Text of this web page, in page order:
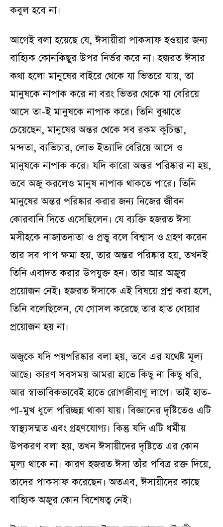
কবুল হবে না।
আগেই বলা হয়েছে যে, ঈসায়ীরা পাকসাফ হওয়ার জন্য
বাহ্যিক কোনকিছুর উপর নির্ভর করে না। হজরত ঈসার
কথা হলো মানুষের বাইরে থেকে যা ভিতরে যায়, তা
মানুষকে নাপাক করে না বরং ভিতর থেকে যা বেরিয়ে
আসে তা-ই মানুষকে নাপাক করে। তিনি বুঝাতে
চেয়েছেন, মানুষের অন্তর থেকে সব রকম কুচিন্তা,
মন্দতা, ব্যভিচার, লোভ ইত্যাদি বেরিয়ে আসে ও
মানুষকে নাপাক করে। যদি কারো অন্তর পরিষ্কার না হয়,
তবে অজু করলেও মানুষ নাপাক থাকতে পারে। তিনি
মানুষের অন্তর পরিষ্কার করার জন্য নিজের জীবন
কোরবানি দিতে এসেছিলেন। যে ব্যক্তি হজরত ঈসা
মসীহকে নাজাতদাতা ও প্রভু বলে বিশ্বাস ও গ্রহণ করেন
তার সব পাপ ক্ষমা হয়, তার অন্তর পরিষ্কার হয়, তখনই
তিনি এবাদত করার উপযুক্ত হন। তার আর অজুর
প্রয়োজন নেই। হজরত ঈসাকে এই বিষয়ে প্রশ্ন করা হলে,
তিনি বলেছিলেন, যে গোসল করেছে তার হাত ধোয়ার
প্রয়োজন হয় না।
অজুকে যদি পয়পরিষ্কার বলা হয়, তবে এর যথেষ্ট মূল্য
আছে। কারণ সবসময় আমরা হাতে কিছু না কিছু ধরি,
আর স্বাভাবিকভাবেই হাতে রোগজীবাণু লাগে। তাই হাত-
পা-মুখ ধুলে পরিচ্ছন্ন থাকা যায়। বিজ্ঞানের দৃষ্টিতেও এটি
স্বাস্থ্যসম্মত এবং গ্রহণযোগ্য। কিন্তু যদি এটি ধর্মীয়
উপকরণ বলা হয়, তখন ঈসায়ীদের দৃষ্টিতে এর কোন
মূল্য থাকে না। কারণ হজরত ঈসা তাঁর পবিত্র রক্ত দিয়ে,
তাদের পাকসাফ করেছেন। অতএব, ঈসায়ীদের কাছে
বাহ্যিক অজুর কোন বিশেষত্ব নেই।